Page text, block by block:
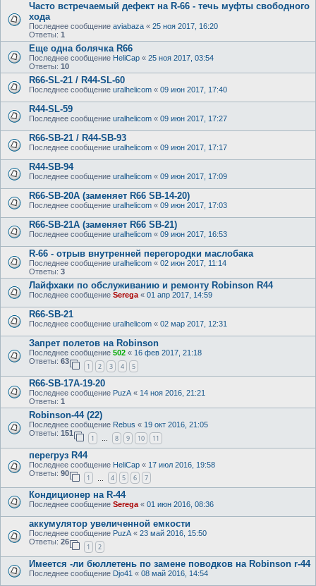
Часто встречаемый дефект на R-66 - течь муфты свободного
хода
Последнее сообщение aviabaza « 25 ноя 2017, 16:20
Ответы: 1
Еще одна болячка R66
Последнее сообщение HeliCap « 25 ноя 2017, 03:54
Ответы: 10
R66-SL-21 / R44-SL-60
Последнее сообщение uralhelicom « 09 июн 2017, 17:40
R44-SL-59
Последнее сообщение uralhelicom « 09 июн 2017, 17:27
R66-SB-21 / R44-SB-93
Последнее сообщение uralhelicom « 09 июн 2017, 17:17
R44-SB-94
Последнее сообщение uralhelicom « 09 июн 2017, 17:09
R66-SB-20A (заменяет R66 SB-14-20)
Последнее сообщение uralhelicom « 09 июн 2017, 17:03
R66-SB-21A (заменяет R66 SB-21)
Последнее сообщение uralhelicom « 09 июн 2017, 16:53
R-66 - отрыв внутренней перегородки маслобака
Последнее сообщение uralhelicom « 02 июн 2017, 11:14
Ответы: 3
Лайфхаки по обслуживанию и ремонту Robinson R44
Последнее сообщение Serega « 01 апр 2017, 14:59
R66-SB-21
Последнее сообщение uralhelicom « 02 мар 2017, 12:31
Запрет полетов на Robinson
Последнее сообщение 502 « 16 фев 2017, 21:18
Ответы: 63
1 2 3 4 5
R66-SB-17A-19-20
Последнее сообщение PuzA « 14 ноя 2016, 21:21
Ответы: 1
Robinson-44 (22)
Последнее сообщение Rebus « 19 окт 2016, 21:05
Ответы: 151
1 … 8 9 10 11
перегруз R44
Последнее сообщение HeliCap « 17 июл 2016, 19:58
Ответы: 90
1 4 5 6 7
Кондиционер на R-44
Последнее сообщение Serega « 01 июн 2016, 08:36
аккумулятор увеличенной емкости
Последнее сообщение PuzA « 23 май 2016, 15:50
Ответы: 26
1 2
Имеется -ли бюллетень по замене поводков на Robinson r-44
Последнее сообщение Djo41 « 08 май 2016, 14:54